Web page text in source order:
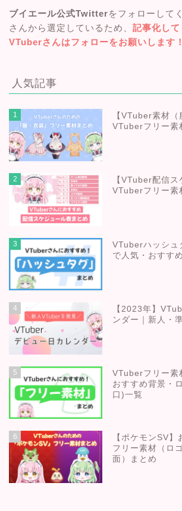
ブイエール公式Twitterをフォローして
さんから選定しているため、 記事化して
VTuberさんはフォローをお願いします！
人気記事
1
【VTuber素材（
VTuberフリー素
2
【VTuber配信ス
VTuberフリー素
3
VTuberハッシュ
で人気・おすす
4
【2023年】
ンダー｜新人・
5
VTuberフリー素
おすすめ背景・
口)一覧
6
【ポケモンSV
フリー素材（ロ
面）まとめ